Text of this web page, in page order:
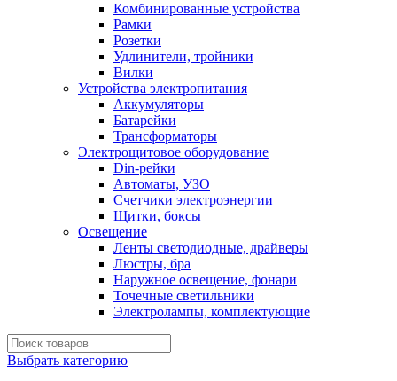
Комбинированные устройства
Рамки
Розетки
Удлинители, тройники
Вилки
Устройства электропитания
Аккумуляторы
Батарейки
Трансформаторы
Электрощитовое оборудование
Din-рейки
Автоматы, УЗО
Счетчики электроэнергии
Щитки, боксы
Освещение
Ленты светодиодные, драйверы
Люстры, бра
Наружное освещение, фонари
Точечные светильники
Электролампы, комплектующие
Выбрать категорию